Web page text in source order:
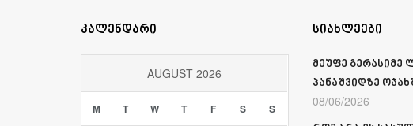
კალენდარი
AUGUST 2026
M T W T F S S
სიახლეები
მეუფე გერასიმე
პანაშვიდზე
08/06/2026